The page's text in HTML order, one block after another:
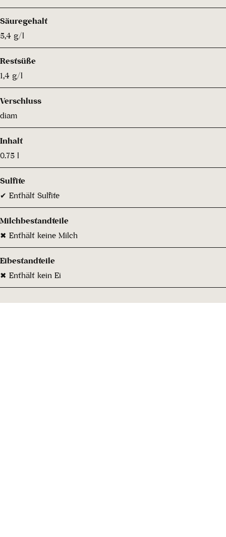
Säuregehalt
5,4 g/l
Restsüße
1,4 g/l
Verschluss
diam
Inhalt
0.75 l
Sulfite
✔ Enthält Sulfite
Milchbestandteile
✖ Enthält keine Milch
Eibestandteile
✖ Enthält kein Ei